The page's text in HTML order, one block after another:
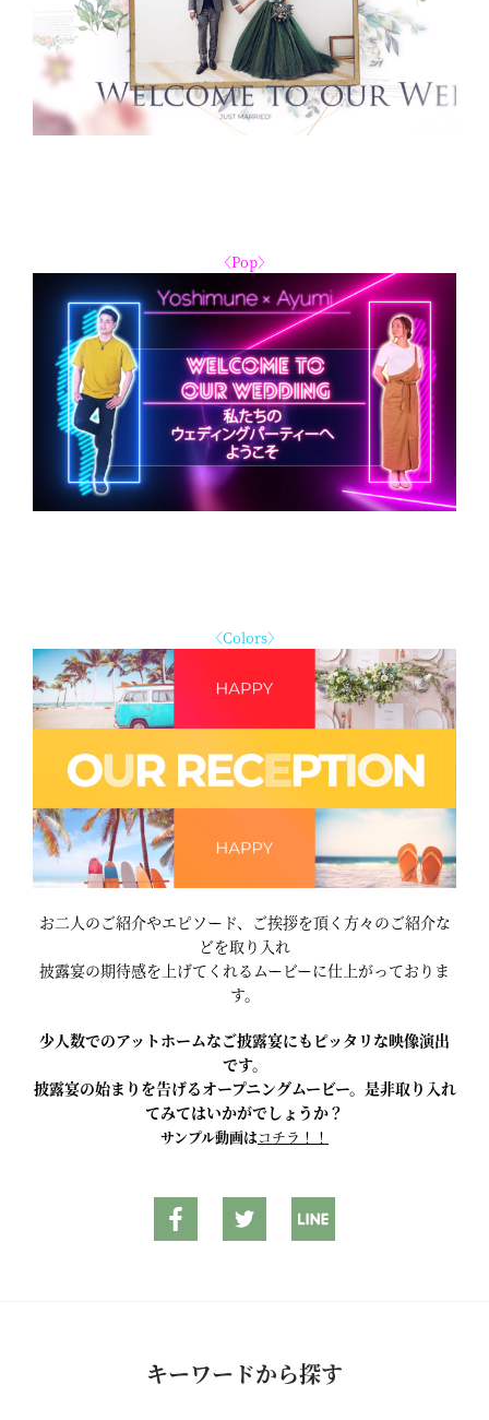
〈Pop〉
〈Colors〉
お二人のご紹介やエピソード、ご挨拶を頂く方々のご紹介な
どを取り入れ
披露宴の期待感を上げてくれるムービーに仕上がっておりま
す。
少人数でのアットホームなご披露宴にもピッタリな映像演出
です。
披露宴の始まりを告げるオープニングムービー。是非取り入れ
てみてはいかがでしょうか？
サンプル動画はコチラ！！
キーワードから探す